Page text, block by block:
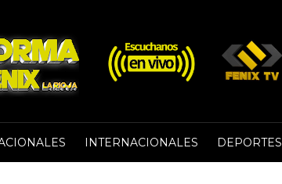
INTERNACIONALES DEPORTES